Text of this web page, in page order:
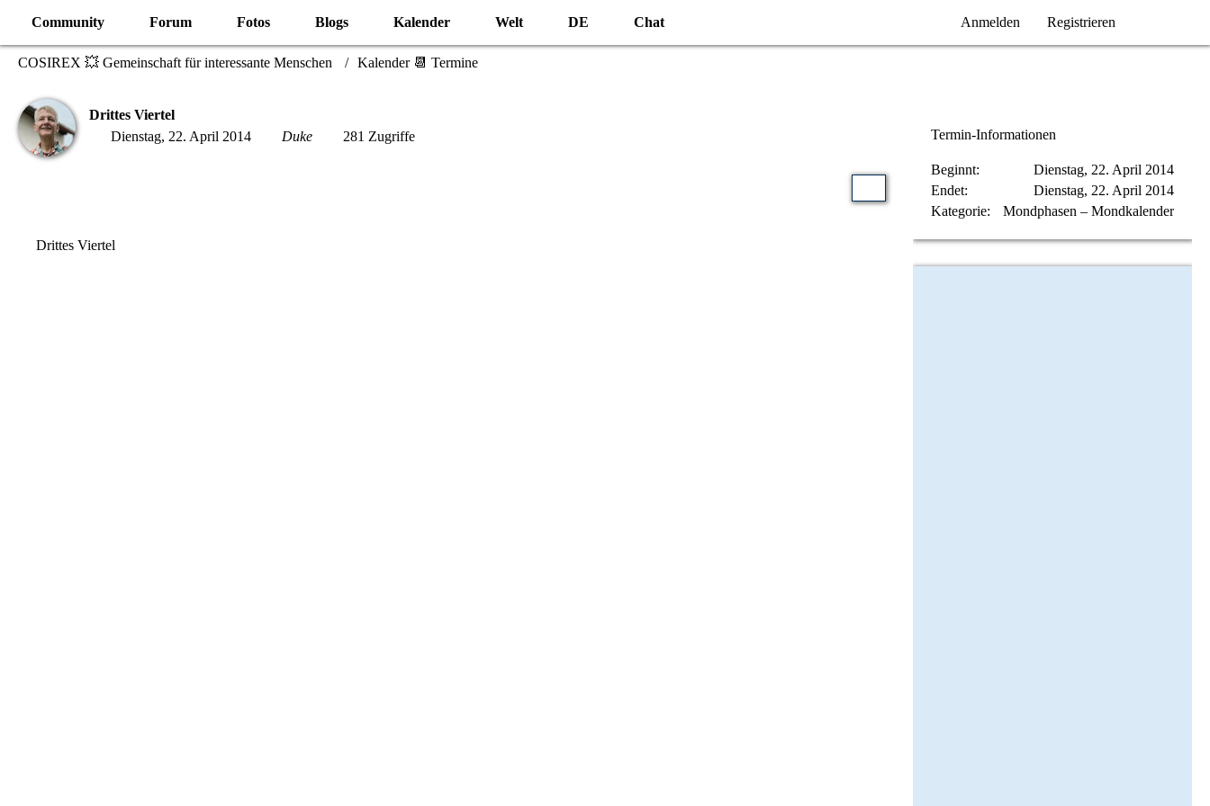
Community Forum Fotos Blogs Kalender Welt DE Chat Anmelden Registrieren
COSIREX 💥 Gemeinschaft für interessante Menschen Kalender 📆 Termine
Drittes Viertel
Dienstag, 22. April 2014
Duke 281 Zugriffe
Drittes Viertel
Termin-Informationen
Beginnt
Dienstag, 22. April 2014
Endet
Dienstag, 22. April 2014
Kategorie
Mondphasen – Mondkalender